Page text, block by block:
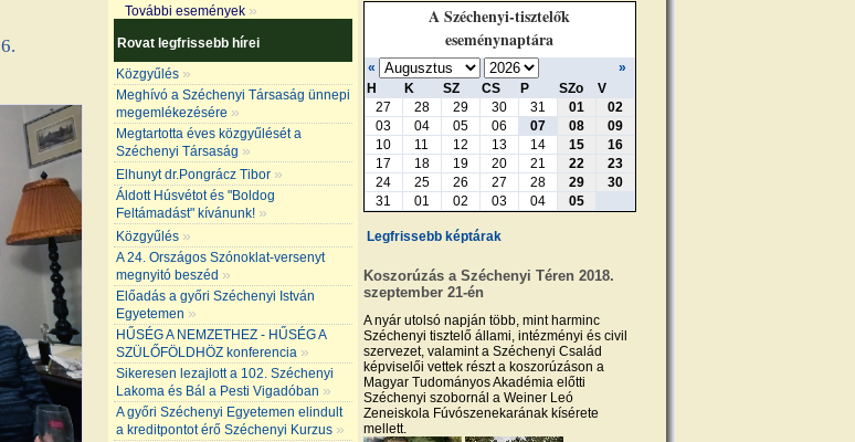
További események »
Rovat legfrissebb hírei
Közgyűlés »
Meghívó a Széchenyi Társaság ünnepi
megemlékezésére »
Megtartotta éves közgyűlését a
Széchenyi Társaság »
Elhunyt dr.Pongrácz Tibor »
Áldott Húsvétot és "Boldog
Feltámadást" kívánunk! »
Közgyűlés »
A 24. Országos Szónoklat-versenyt
megnyitó beszéd »
Előadás a győri Széchenyi István
Egyetemen »
HŰSÉG A NEMZETHEZ - HŰSÉG A
SZÜLŐFÖLDHÖZ konferencia »
Sikeresen lezajlott a 102. Széchenyi
Lakoma és Bál a Pesti Vigadóban »
A győri Széchenyi Egyetemen elindult
a kreditpontot érő Széchenyi Kurzus »
A Széchenyi-tisztelők
eseménynaptára
«
»
H
K SZ CS P SZo
V
27
28 29 30 31 01
02
03
04 05 06 07 08
09
10
11 12 13 14 15
16
17
18 19 20 21 22
23
24
25 26 27 28 29
30
31
01 02 03 04 05
Legfrissebb képtárak
Koszorúzás a Széchenyi Téren 2018.
szeptember 21-én
A nyár utolsó napján több, mint harminc
Széchenyi tisztelő állami, intézményi és civil
szervezet, valamint a Széchenyi Család
képviselői vettek részt a koszorúzáson a
Magyar Tudományos Akadémia előtti
Széchenyi szobornál a Weiner Leó
Zeneiskola Fúvószenekarának kísérete
mellett.